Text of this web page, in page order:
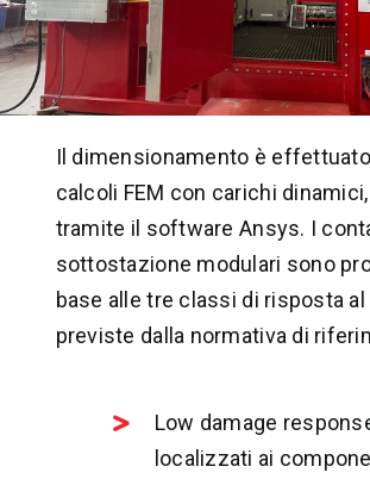
Il dimensionamento è
calcoli FEM con carichi
tramite il software Ansys. I
sottostazione modulari sono
base alle tre classi di risposta al
previste dalla normativa di
Low damage
localizzati ai